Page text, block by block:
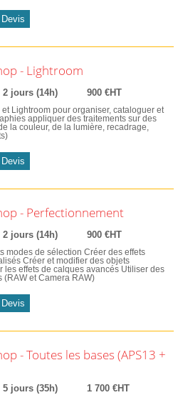
Devis
- Lightroom
2 jours (14h) 900 €HT
Lightroom pour organiser, cataloguer et
appliquer des traitements sur des
la couleur, de la lumière, recadrage,
Devis
- Perfectionnement
2 jours (14h) 900 €HT
modes de sélection Créer des effets
Créer et modifier des objets
les effets de calques avancés Utiliser des
(RAW et Camera RAW)
Devis
- Toutes les bases (APS13 +
5 jours (35h) 1 700 €HT